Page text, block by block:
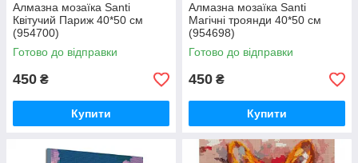
Алмазна мозаїка Santi
Квітучий Париж 40*50 см
(954700)
Готово до відправки
450 ₴
Купити
Алмазна мозаїка Santi
Магічні троянди 40*50 см
(954698)
Готово до відправки
450 ₴
Купити